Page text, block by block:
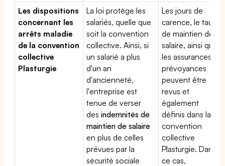
Les dispositions
concernant les
arrêts maladie
de la convention
collective
Plasturgie
La loi protège les
salariés, quelle que
soit la convention
collective. Ainsi, si
un salarié a plus
d'un an
d'ancienneté,
l'entreprise est
tenue de verser
desindemnités de
maintien de salaire
en plus de celles
prévues par la
sécurité sociale
Les jours de
carence, le taux
de maintien de
salaire, ainsi que
les assurances
prévoyances
peuvent être
revus et
également
définis dans la
convention
collective
Plasturgie. Dans
ce cas,